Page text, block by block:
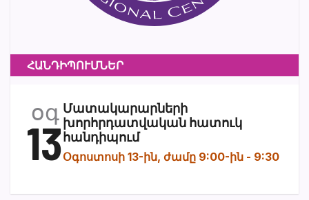
ՀԱՆԴԻՊՈՒՄՆԵՐ
օգ
13
Մատակարարների
խորհրդատվական հատուկ
հանդիպում
Օգոստոսի 13-ին, ժամը 9:00-ին - 9:30